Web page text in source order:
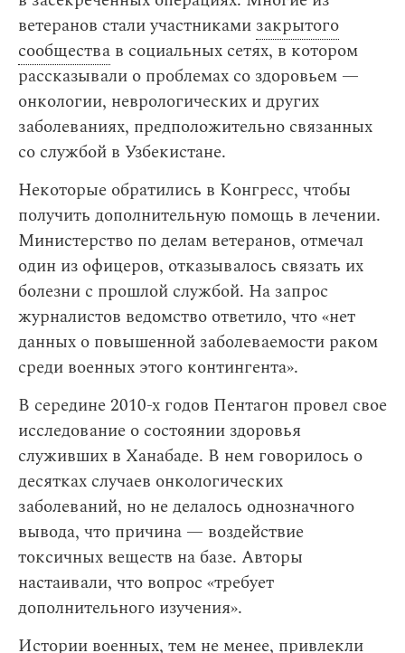
ветеранов стали участниками закрытого
сообщества в социальных сетях, в котором
рассказывали о проблемах со здоровьем —
онкологии, неврологических и других
заболеваниях, предположительно связанных
со службой в Узбекистане.
Некоторые обратились в Конгресс, чтобы
получить дополнительную помощь в лечении.
Министерство по делам ветеранов, отмечал
один из офицеров, отказывалось связать их
болезни с прошлой службой. На запрос
журналистов ведомство ответило, что «нет
данных о повышенной заболеваемости раком
среди военных этого контингента».
В середине 2010-х годов Пентагон провел свое
исследование о состоянии здоровья
служивших в Ханабаде. В нем говорилось о
десятках случаев онкологических
заболеваний, но не делалось однозначного
вывода, что причина — воздействие
токсичных веществ на базе. Авторы
настаивали, что вопрос «требует
дополнительного изучения».
Истории военных, тем не менее, привлекли